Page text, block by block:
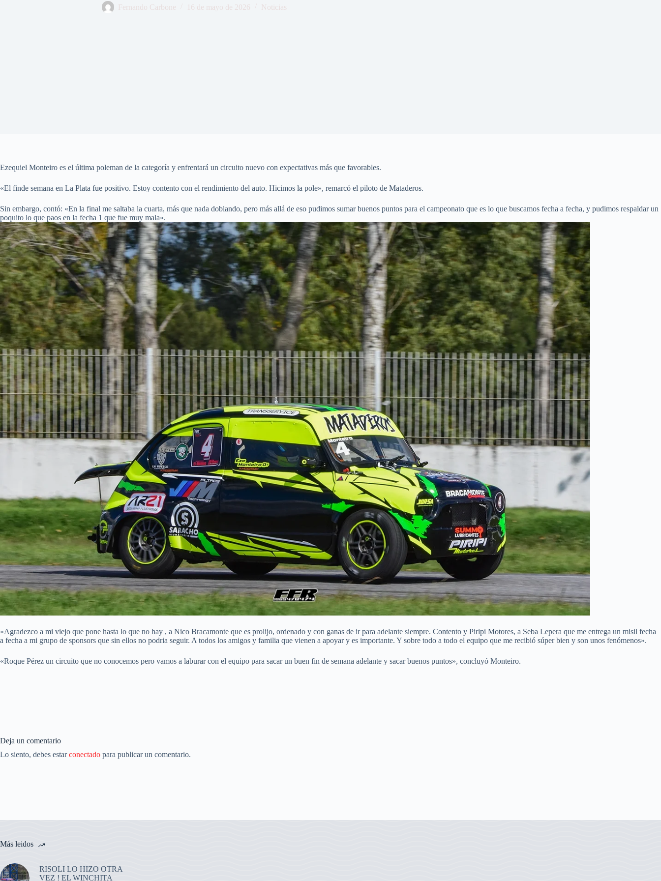
Fernando Carbone 16 de mayo de 2026 Noticias
Ezequiel Monteiro es el última poleman de la categoría y enfrentará un circuito nuevo con expectativas más que favorables.
«El finde semana en La Plata fue positivo. Estoy contento con el rendimiento del auto. Hicimos la pole», remarcó el piloto de Mataderos.
Sin embargo, contó: «En la final me saltaba la cuarta, más que nada doblando, pero más allá de eso pudimos sumar buenos puntos para el campeonato que es lo que buscamos fecha a fecha, y pudimos respaldar un
poquito lo que paos en la fecha 1 que fue muy mala».
«Agradezco a mi viejo que pone hasta lo que no hay , a Nico Bracamonte que es prolijo, ordenado y con ganas de ir para adelante siempre. Contento y Piripi Motores, a Seba Lepera que me entrega un misil fecha
a fecha a mi grupo de sponsors que sin ellos no podria seguir. A todos los amigos y familia que vienen a apoyar y es importante. Y sobre todo a todo el equipo que me recibió súper bien y son unos fenómenos».
«Roque Pérez un circuito que no conocemos pero vamos a laburar con el equipo para sacar un buen fin de semana adelante y sacar buenos puntos», concluyó Monteiro.
Deja un comentario
Lo siento, debes estarconectado para publicar un comentario.
Más leidos
RISOLI LO HIZO OTRA
VEZ ! EL WINCHITA